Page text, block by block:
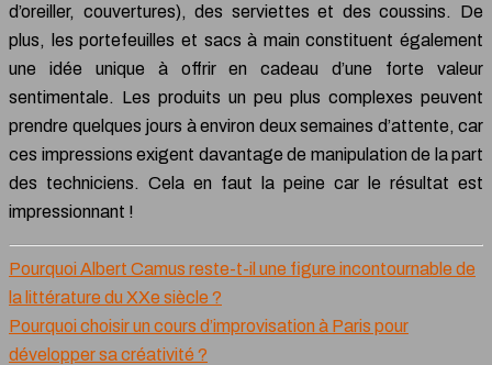
d’oreiller, couvertures), des serviettes et des coussins. De
plus, les portefeuilles et sacs à main constituent également
une idée unique à offrir en cadeau d’une forte valeur
sentimentale. Les produits un peu plus complexes peuvent
prendre quelques jours à environ deux semaines d’attente, car
ces impressions exigent davantage de manipulation de la part
des techniciens. Cela en faut la peine car le résultat est
impressionnant !
Pourquoi Albert Camus reste-t-il une figure incontournable de
la littérature du XXe siècle ?
Pourquoi choisir un cours d’improvisation à Paris pour
développer sa créativité ?